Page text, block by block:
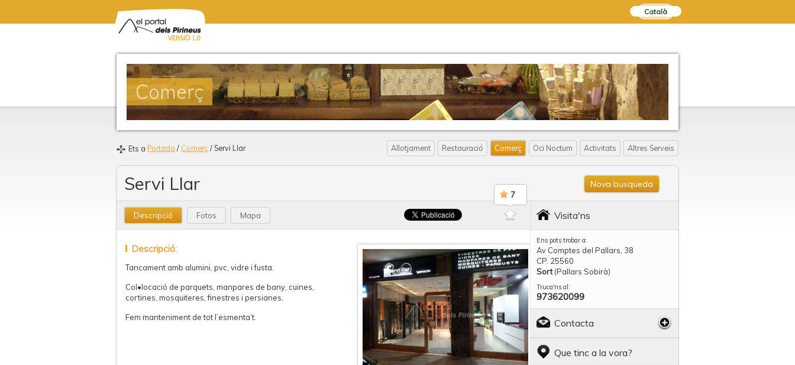
Català
Comerç
Ets a Portada / Comerç / Servi Llar Allotjament Restauració Comerç Oci Nocturn Activitats Altres Serveis
Servi Llar
7
Nova busqueda
Descripció Fotos Mapa
Descripció:
Tancament amb alumini, pvc, vidre i fusta.
Col•locació de parquets, manpares de bany, cuines,
cortines, mosquiteres, finestres i persianes.
Fem manteniment de tot l’esmenta’t.
Visita'ns
Ens pots trobar a:
Av Comptes del Pallars, 38
CP. 25560
Sort(Pallars Sobirà)
Truca'ns al:
973620099
Contacta
Que tinc a la vora?